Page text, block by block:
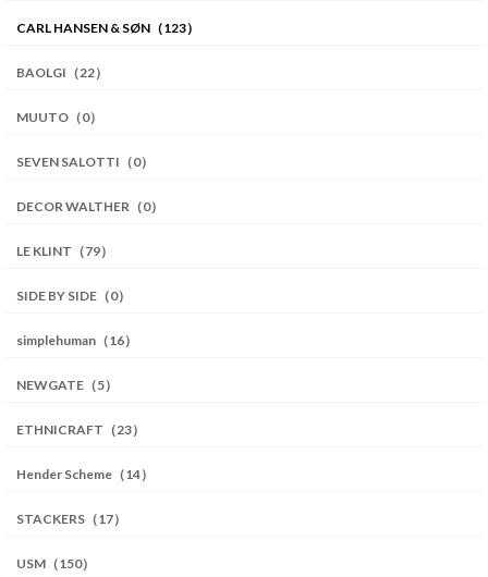
CARL HANSEN & SØN（123）
BAOLGI（22）
MUUTO（0）
SEVEN SALOTTI（0）
DECOR WALTHER（0）
LE KLINT（79）
SIDE BY SIDE（0）
simplehuman（16）
NEWGATE（5）
ETHNICRAFT（23）
Hender Scheme（14）
STACKERS（17）
USM（150）